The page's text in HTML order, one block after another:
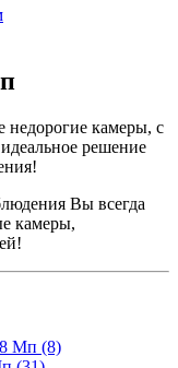
камеры, с
решение
Вы всегда
камеры,
Мп (8)